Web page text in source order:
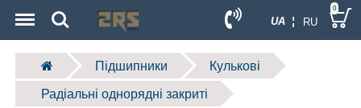
UA ¦ RU
Search 0
Підшипники Кулькові
Радіальні однорядні закриті